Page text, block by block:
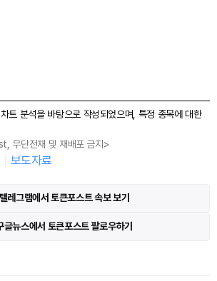
트 분석을 바탕으로 작성되었으며, 특정 종목에 대한
무단전재 및 재배포 금지>
보도자료
레그램에서 토큰포스트 속보 보기
글뉴스에서 토큰포스트 팔로우하기